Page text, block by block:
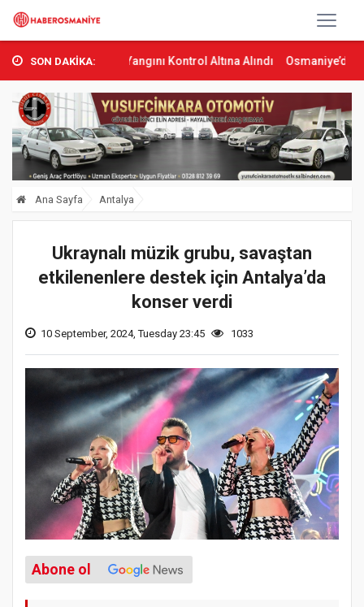
SON DAKİKA:
Orman Yangını Kontrol Altına Alındı Osmaniye’de Tren
Ana Sayfa Antalya
Ukraynalı müzik grubu, savaştan
etkilenenlere destek için Antalya’da
konser verdi
10 September, 2024, Tuesday 23:45 1033
Abone ol